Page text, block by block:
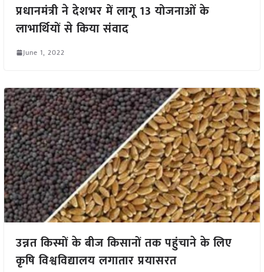
प्रधानमंत्री ने देशभर में लागू 13 योजनाओं के
लाभार्थियों से किया संवाद
June 1, 2022
उन्नत किस्मों के बीज किसानों तक पहुंचाने के लिए
कृषि विश्वविद्यालय लगातार प्रयासरत